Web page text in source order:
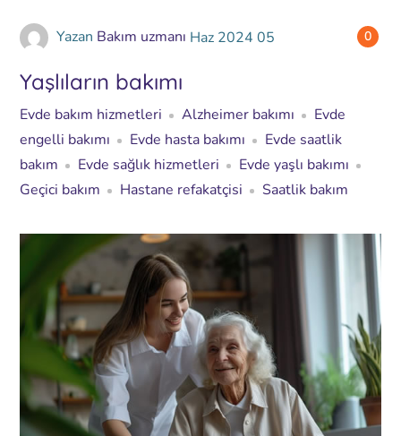
0
Yazan Bakım uzmanı Haz 2024 05
Yaşlıların bakımı
Evde bakım hizmetleri Alzheimer bakımı
Evde
engelli bakımı
Evde hasta bakımı
Evde saatlik
bakım
Evde sağlık hizmetleri
Evde yaşlı bakımı
Geçici bakım
Hastane refakatçisi Saatlik bakım